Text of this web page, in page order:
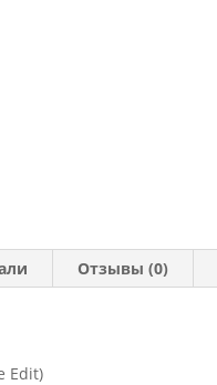
Отзывы (0)
Edit)